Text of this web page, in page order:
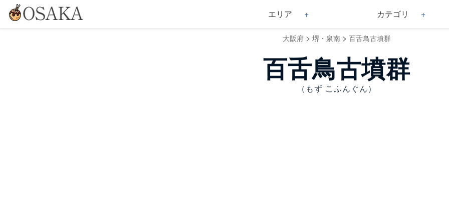
エリア カテゴリ
大阪府 > 堺・泉南 > 百舌鳥古墳群
百舌鳥古墳群
（もず こふんぐん）